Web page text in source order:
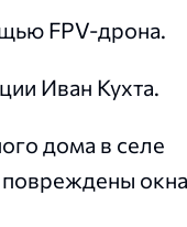
FPV-дрона.
Иван Кухта.
дома в селе
окна